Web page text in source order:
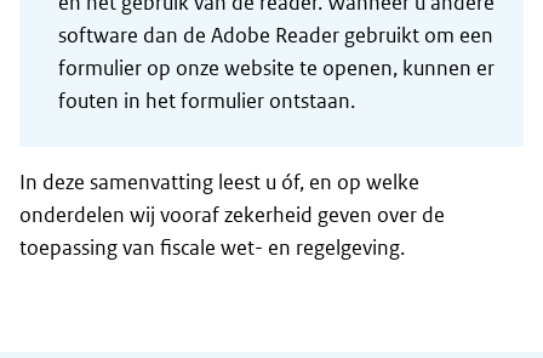
software dan de Adobe Reader gebruikt om een
formulier op onze website te openen, kunnen er
fouten in het formulier ontstaan.
In deze samenvatting leest u óf, en op welke
onderdelen wij vooraf zekerheid geven over de
toepassing van fiscale wet- en regelgeving.